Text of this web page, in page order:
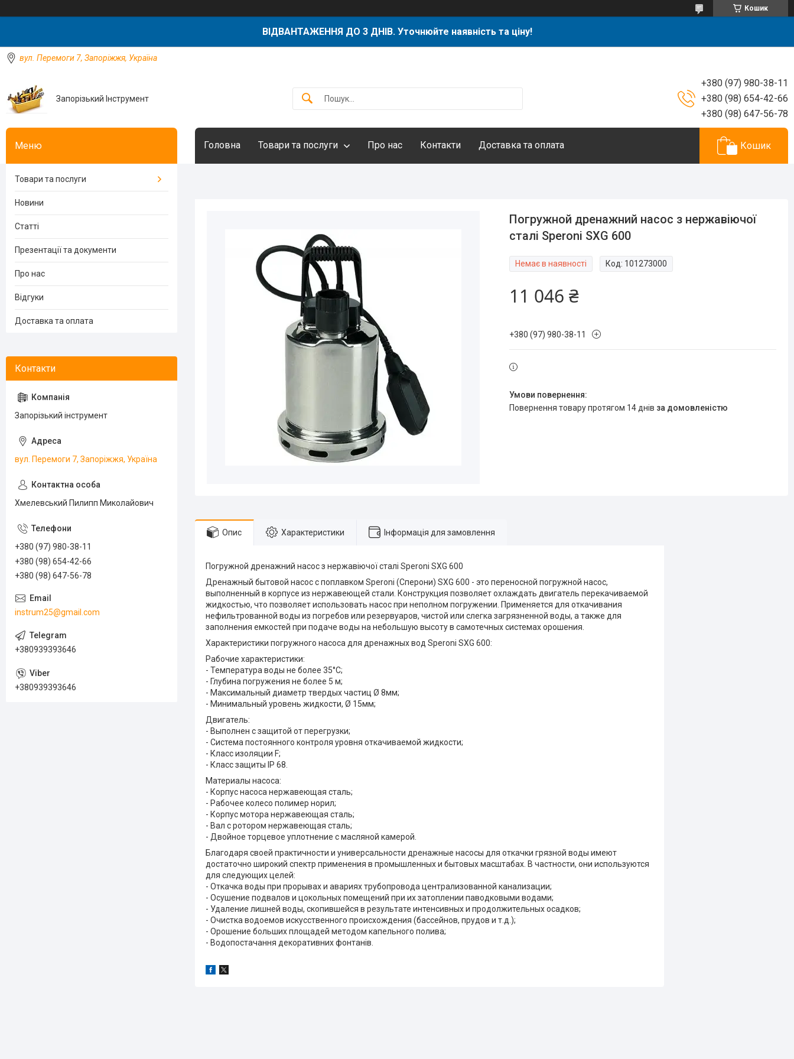
Кошик
ВІДВАНТАЖЕННЯ ДО 3 ДНІВ. Уточнюйте наявність та ціну!
вул. Перемоги 7, Запоріжжя, Україна
Запорізький Інструмент
+380 (97) 980-38-11
+380 (98) 654-42-66
+380 (98) 647-56-78
Головна Товари та послуги Про нас Контакти Доставка та оплата Кошик
Погружной дренажний насос з нержавіючої
сталі Speroni SXG 600
Немає в наявності Код: 101273000
11 046 ₴
+380 (97) 980-38-11
повернення товару протягом 14 днів за домовленістю
Опис Характеристики Інформація для замовлення
Погружной дренажний насос з нержавіючої сталі Speroni SXG 600
Дренажный бытовой насос с поплавком Speroni (Сперони) SXG 600 - это переносной погружной насос,
выполненный в корпусе из нержавеющей стали. Конструкция позволяет охлаждать двигатель перекачиваемой
жидкостью, что позволяет использовать насос при неполном погружении. Применяется для откачивания
нефильтрованной воды из погребов или резервуаров, чистой или слегка загрязненной воды, а также для
заполнения емкостей при подаче воды на небольшую высоту в самотечных системах орошения.
Характеристики погружного насоса для дренажных вод Speroni SXG 600:
Рабочие характеристики:
- Температура воды не более 35°С;
- Глубина погружения не более 5 м;
- Максимальный диаметр твердых частиц Ø 8мм;
- Минимальный уровень жидкости, Ø 15мм;
Двигатель:
- Выполнен с защитой от перегрузки;
- Система постоянного контроля уровня откачиваемой жидкости;
- Класс изоляции F;
- Класс защиты IP 68.
Материалы насоса:
- Корпус насоса нержавеющая сталь;
- Рабочее колесо полимер норил;
- Корпус мотора нержавеющая сталь;
- Вал с ротором нержавеющая сталь;
- Двойное торцевое уплотнение с масляной камерой.
Благодаря своей практичности и универсальности дренажные насосы для откачки грязной воды имеют
достаточно широкий спектр применения в промышленных и бытовых масштабах. В частности, они используются
для следующих целей:
- Откачка воды при прорывах и авариях трубопровода централизованной канализации;
- Осушение подвалов и цокольных помещений при их затоплении паводковыми водами;
- Удаление лишней воды, скопившейся в результате интенсивных и продолжительных осадков;
- Очистка водоемов искусственного происхождения (бассейнов, прудов и т.д.);
- Орошение больших площадей методом капельного полива;
- Водопостачання декоративних фонтанів.
Товари та послуги
Новини
Статті
Презентації та документи
Про нас
Відгуки
Доставка та оплата
Запорізький інструмент
вул. Перемоги 7, Запоріжжя, Україна
Хмелевський Пилипп Миколайович
+380 (97) 980-38-11
+380 (98) 654-42-66
+380 (98) 647-56-78
instrum25@gmail.com
+380939393646
+380939393646